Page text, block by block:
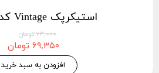
استیکرپک Vintage کد cnb27
۷۳,۰۰۰ تومان
۶۹,۳۵۰ تومان
افزودن به سبد خرید